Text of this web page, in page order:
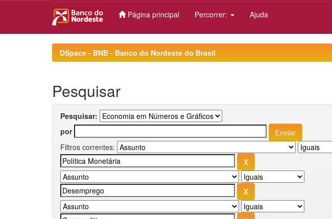
Página principal Percorrer: Ajuda
DSpace - BNB - Banco do Nordeste do Brasil
Pesquisar
Pesquisar:
por
Filtros correntes: